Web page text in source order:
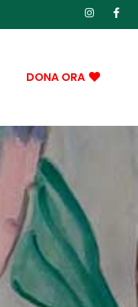
DONA ORA